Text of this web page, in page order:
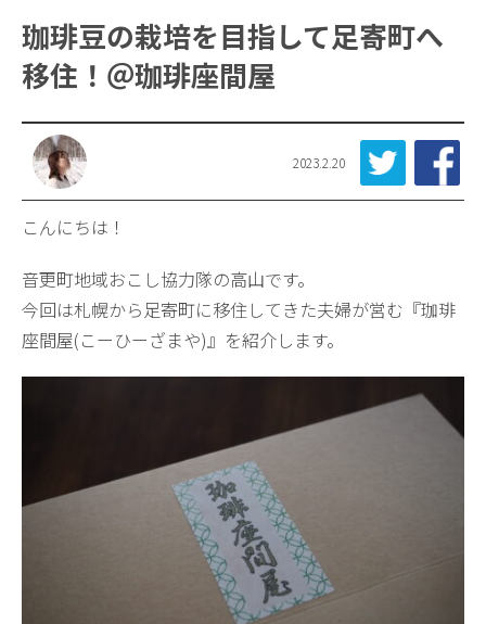
珈琲豆の栽培を目指して足寄町へ
移住！＠珈琲座間屋
2023.2.20
こんにちは！
音更町地域おこし協力隊の高山です。
今回は札幌から足寄町に移住してきた夫婦が営む『珈琲
座間屋(こーひーざまや)』を紹介します。